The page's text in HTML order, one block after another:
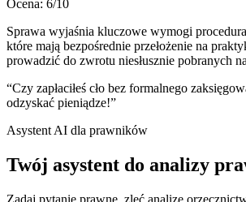
Ocena: 6/10
Sprawa wyjaśnia kluczowe wymogi
które mają bezpośrednie przełożenie na
prowadzić do zwrotu niesłusznie pobranych
“Czy zapłaciłeś cło bez formalnego
odzyskać pieniądze!”
Asystent AI dla prawników
Twój asystent do analizy
Zadaj pytanie prawne, zleć analizę